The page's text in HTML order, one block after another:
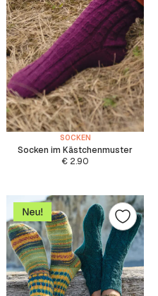
SOCKEN
Socken im Kästchenmuster
€ 2.90